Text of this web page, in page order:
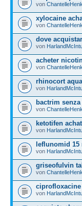
von
xylocaine
von
dove
von
acheter
von
rhinocort
von
bactrim
von
ketotifen
von
leflunomid 15
von
griseofulvin
von
von